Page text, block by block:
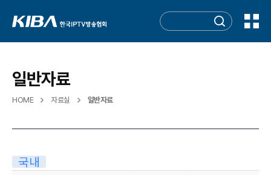
일반자료
HOME 자료실 일반자료
국내